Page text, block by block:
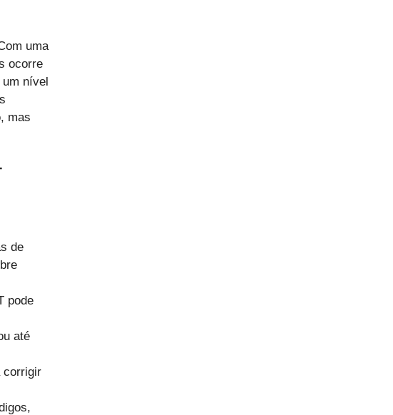
uma
ocorre
nível
mas
de
pode
até
corrigir